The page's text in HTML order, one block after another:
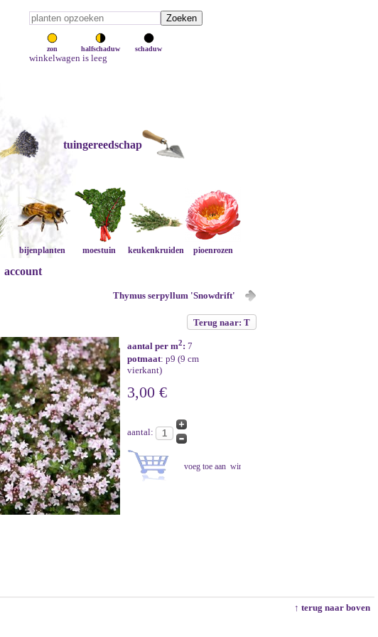
zon halfschaduw schaduw
winkelwagen is leeg
tuingereedschap
bijenplanten moestuin keukenkruiden pioenrozen
account
Thymus serpyllum 'Snowdrift'
Terug naar: T
aantal per m2: 7
potmaat: p9 (9 cm
vierkant)
3,00 €
aantal:
↑ terug naar boven